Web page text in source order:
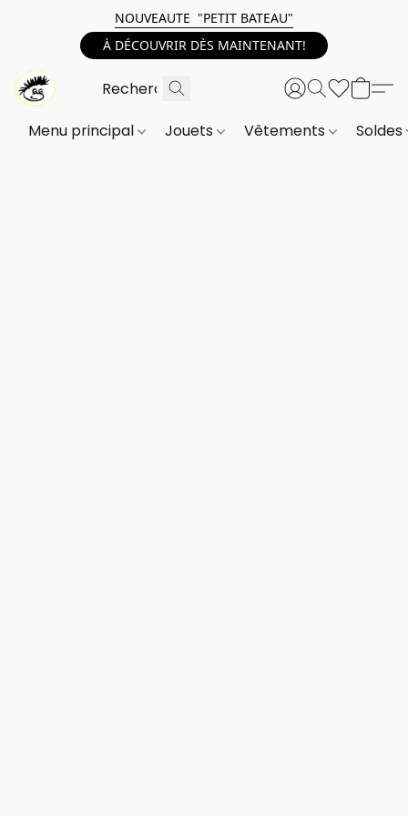
NOUVEAUTE "PETIT BATEAU"
À DÉCOUVRIR DÈS MAINTENANT!
Menu principal Jouets Vêtements Soldes